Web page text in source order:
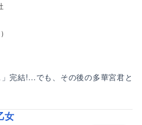
）
完結!…でも、その後の多華宮君と
女